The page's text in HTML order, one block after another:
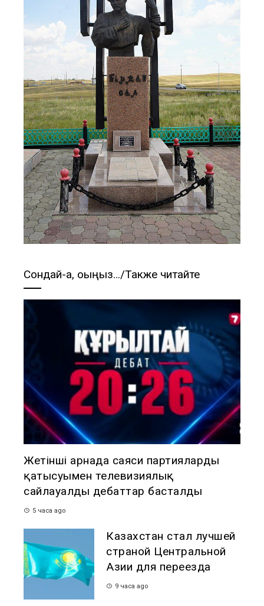
Сондай-ақ, оқыңыз…/Также читайте
Жетінші арнада саяси партиялардың
қатысуымен телевизиялық
сайлауалды дебаттар басталды
5 часа ago
Казахстан стал лучшей
страной Центральной
Азии для переезда
9 часа ago